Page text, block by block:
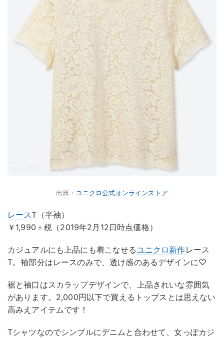
出典： ユニクロ公式オンラインストア
レースT（半袖）
￥1,990＋税（2019年2月12日時点価格）
カジュアルにも上品にも着こなせるユニクロ 新作レース
T。袖部分はレースのみで、透け感のあるデザインに♡
裾と袖口はスカラップデザインで、上品きれいな雰囲気
があります。2,000円以下で買えるトップスとは思えない
高みえアイテムです！
Tシャツなのでシンプルにデニムと合わせて、女っぽカジ